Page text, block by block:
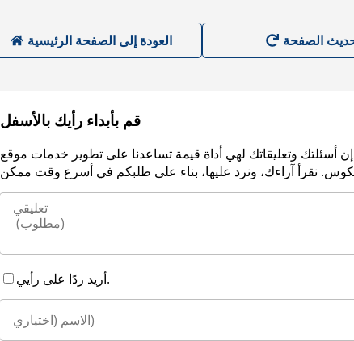
العودة إلى الصفحة الرئيسية
قم بأبداء رأيك بالأسفل
إن أسئلتك وتعليقاتك لهي أداة قيمة تساعدنا على تطوير خدمات موقع
أريد ردًا على رأيي.